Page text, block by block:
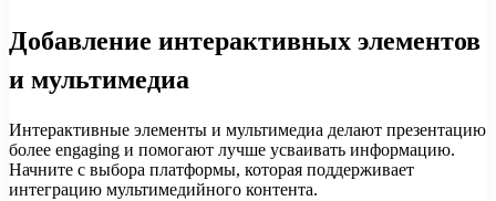
Добавление интерактивных элементов
и мультимедиа
Интерактивные элементы и мультимедиа делают презентацию
более engaging и помогают лучше усваивать информацию.
Начните с выбора платформы, которая поддерживает
интеграцию мультимедийного контента.